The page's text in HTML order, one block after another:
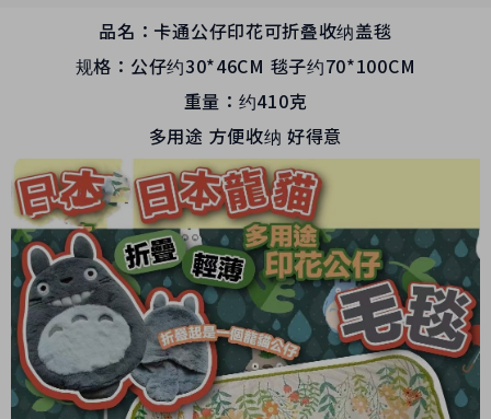
品名：卡通公仔印花可折叠收纳盖毯
规格：公仔约30*46CM 毯子约70*100CM
重量：约410克
多用途 方便收纳 好得意